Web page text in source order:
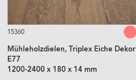
15360
Mühleholzdielen, Triplex Eiche Dekor
E77
1200-2400 x 180 x 14 mm